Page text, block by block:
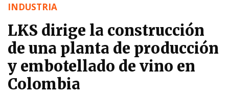
INDUSTRIA
LKS dirige la construcción
de una planta de producción
y embotellado de vino en
Colombia